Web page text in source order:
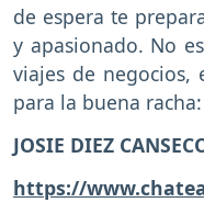
de espera te
y apasionado. No
viajes de negocios,
para la buena
JOSIE DIEZ
https://